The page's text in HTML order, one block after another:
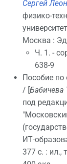
Сергей
физико-
Москва :
Ч. 1. -
638-9
Пособие по
/ [Бабичева
под
ИТ-
377 с. : ил.,